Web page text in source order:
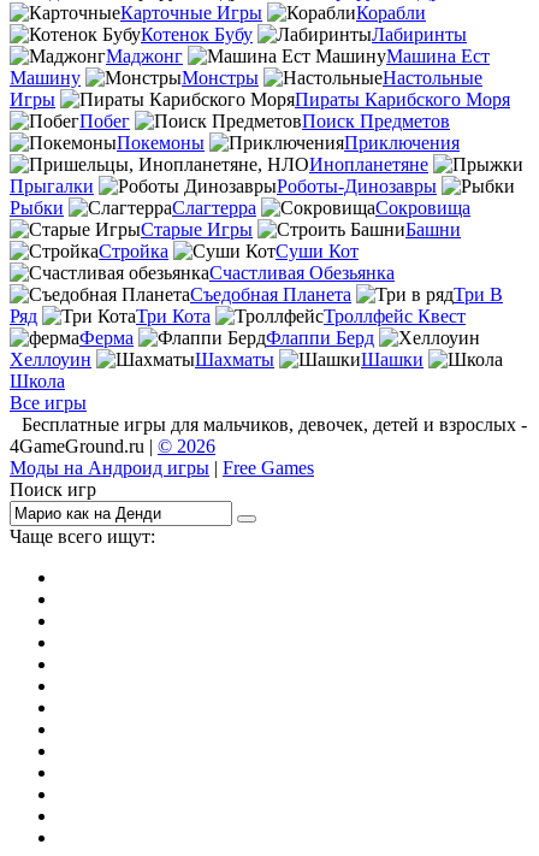
Карточные Игры
Корабли
Котенок Бубу
Лабиринты
Маджонг
Машина Ест
Машину
Монстры
Настольные
Игры
Пираты Карибского Моря
Побег
Поиск Предметов
Покемоны
Приключения
Инопланетяне
Прыгалки
Роботы-Динозавры
Рыбки
Слагтерра
Сокровища
Старые Игры
Башни
Стройка
Суши Кот
Счастливая Обезьянка
Съедобная Планета
Три В
Ряд
Три Кота
Троллфейс Квест
Ферма
Флаппи Берд
Хеллоуин
Шахматы
Шашки
Школа
Все игры
Бесплатные игры для мальчиков, девочек, детей и взрослых -
4GameGround.ru | © 2026
Моды на Андроид игры | Free Games
Поиск игр
Чаще всего ищут: